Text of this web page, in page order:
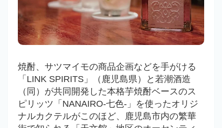
焼酎、サツマイモの商品企画などを手がける
「LINK SPIRITS」（鹿児島県）と若潮酒造
（同）が共同開発した本格芋焼酎ベースのス
ピリッツ「NANAIRO-七色-」を使ったオリジ
ナルカクテルがこのほど、鹿児島市内の繁華